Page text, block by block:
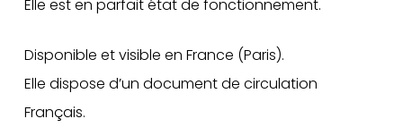
Elle est en parfait état de fonctionnement.
Disponible et visible en France (Paris).
Elle dispose d’un document de circulation
Français.